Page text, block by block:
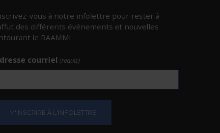
vous à notre infolettre pour rester à
des différents événements et nouvelles
le RAAMM!
courriel (requis)